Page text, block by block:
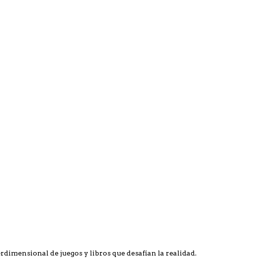
de juegos y libros que desafían la realidad.